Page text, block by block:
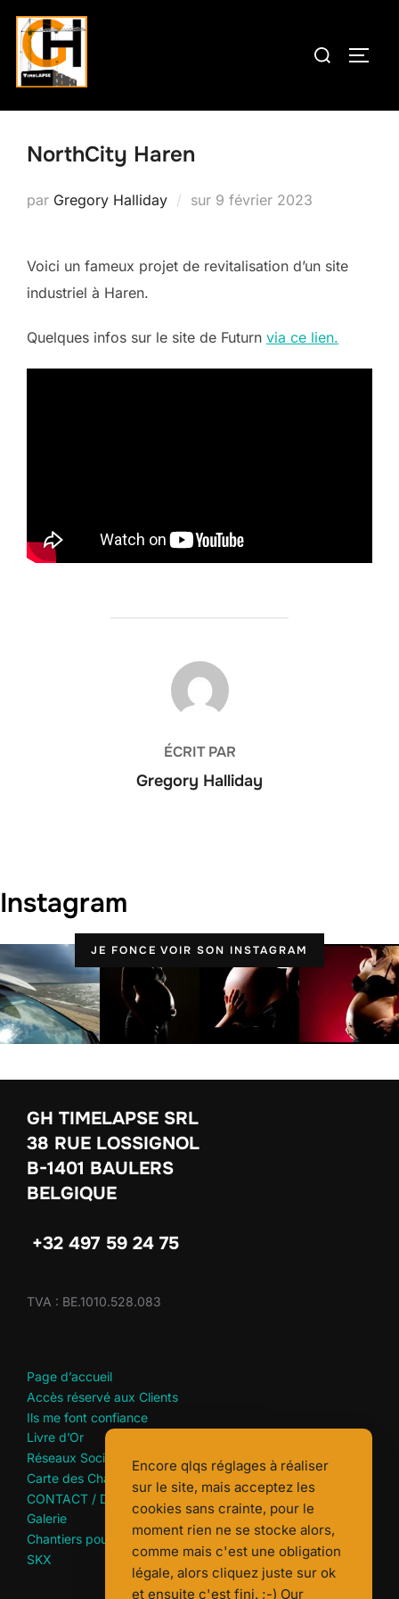
Aller
contenu
Rechercher :
NorthCity Haren
par Gregory Halliday sur Publié
9 février 2023
Voici un fameux projet de revitalisation d’un site
industriel à Haren.
Quelques infos sur le site de Futurn via ce lien.
AUTEUR DE LA PUBLICATION
ÉCRIT PAR
Gregory Halliday
Instagram
JE FONCE VOIR SON INSTAGRAM
GH TIMELAPSE SRL
38 RUE LOSSIGNOL
B-1401 BAULERS
BELGIQUE
+32 497 59 24 75
TVA : BE.1010.528.083
Page d’accueil
Accès réservé aux Clients
Ils me font confiance
Livre d’Or
Réseaux Sociaux Extraits
Carte des Chantiers
CONTACT / Demande de devis
Galerie
Chantiers pour TOTALENERGIES
SKX
Encore qlqs réglages à réaliser
sur le site, mais acceptez les
cookies sans crainte, pour le
moment rien ne se stocke alors,
comme mais c'est une obligation
légale, alors cliquez juste sur ok
et ensuite c'est fini. ;-) Our